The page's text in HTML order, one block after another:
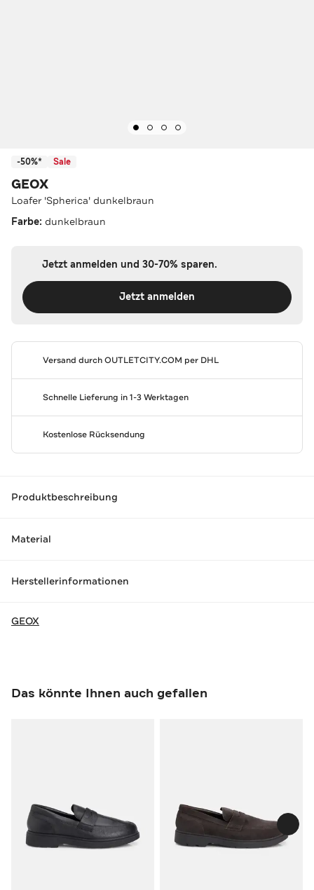
-50%* Sale
GEOX
Loafer 'Spherica' dunkelbraun
Farbe: dunkelbraun
Jetzt anmelden und 30-70% sparen.
Jetzt anmelden
Versand durchOUTLETCITY.COM per DHL
Schnelle Lieferung in 1-3 Werktagen
Kostenlose Rücksendung
Produktbeschreibung
Material
Herstellerinformationen
GEOX
Das könnte Ihnen auch gefallen